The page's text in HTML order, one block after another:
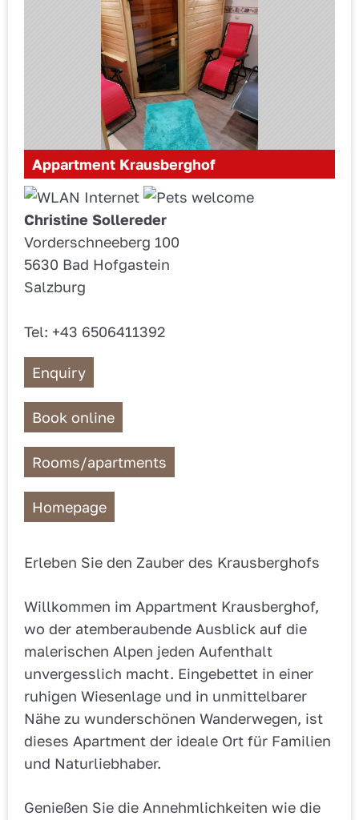
Appartment Krausberghof
Christine Sollereder
Vorderschneeberg 100
5630 Bad Hofgastein
Salzburg
Tel: +43 6506411392
Enquiry
Book online
Rooms/apartments
Homepage
Erleben Sie den Zauber des Krausberghofs
Willkommen im Appartment Krausberghof,
wo der atemberaubende Ausblick auf die
malerischen Alpen jeden Aufenthalt
unvergesslich macht. Eingebettet in einer
ruhigen Wiesenlage und in unmittelbarer
Nähe zu wunderschönen Wanderwegen, ist
dieses Apartment der ideale Ort für Familien
und Naturliebhaber.
Genießen Sie die Annehmlichkeiten wie die